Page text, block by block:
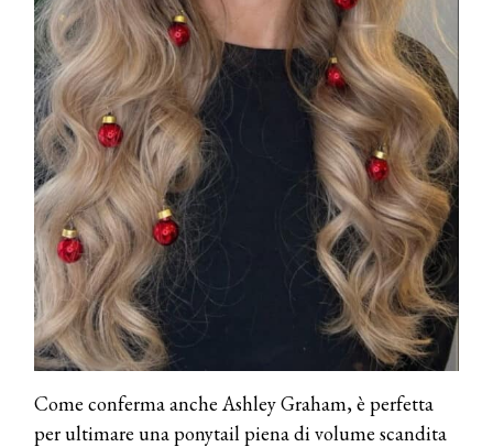
Come conferma anche Ashley Graham, è perfetta
per ultimare una ponytail piena di volume scandita
DYSON
Dyson presenta la nuova collezione
pervinca e rosé per Natale
COTRIL
Continua la carrellata di look firmati
Cotril alla Festa del Cinema di Roma
TONI&GUY
A Natale regala una doppia
TONI&GUY “Feel Good Experience”!
TONI&GUY
LABEL.M lancia la sua innovativa ed
eco-sostenibile linea di prodotti
professionali